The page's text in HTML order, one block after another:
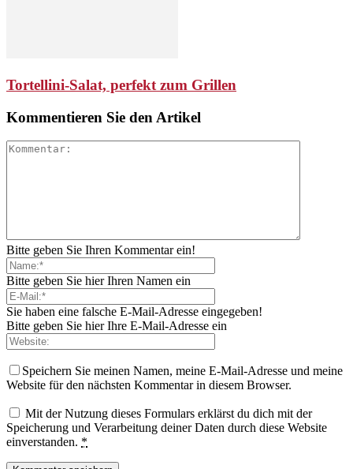
Tortellini-Salat, perfekt zum Grillen
Kommentieren Sie den Artikel
Bitte geben Sie Ihren Kommentar ein!
Bitte geben Sie hier Ihren Namen ein
Sie haben eine falsche E-Mail-Adresse eingegeben!
Bitte geben Sie hier Ihre E-Mail-Adresse ein
Speichern Sie meinen Namen, meine E-Mail-Adresse und meine
Website für den nächsten Kommentar in diesem Browser.
Mit der Nutzung dieses Formulars erklärst du dich mit der
Speicherung und Verarbeitung deiner Daten durch diese Website
einverstanden. *